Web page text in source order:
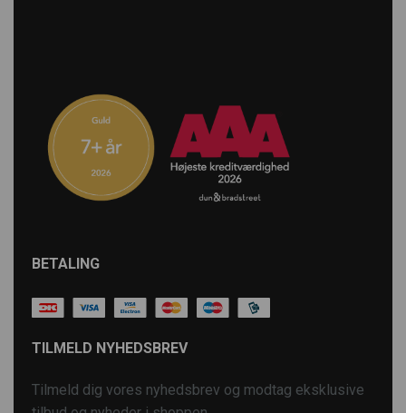
BETALING
TILMELD NYHEDSBREV
Tilmeld dig vores nyhedsbrev og modtag eksklusive